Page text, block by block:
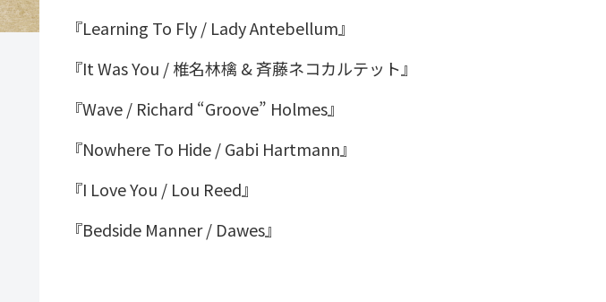
『Learning To Fly / Lady Antebellum』
『It Was You / 椎名林檎 & 斉藤ネコカルテット』
『Wave / Richard “Groove” Holmes』
『Nowhere To Hide / Gabi Hartmann』
『I Love You / Lou Reed』
『Bedside Manner / Dawes』